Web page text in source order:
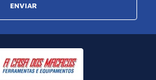
ENVIAR